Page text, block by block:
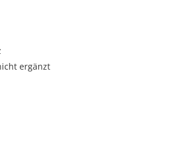
ergänzt